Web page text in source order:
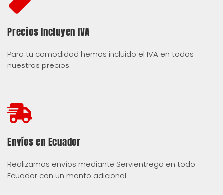
Precios Incluyen IVA
Para tu comodidad hemos incluido el IVA en todos
nuestros precios.
Envíos en Ecuador
Realizamos envíos mediante Servientrega en todo
Ecuador con un monto adicional.